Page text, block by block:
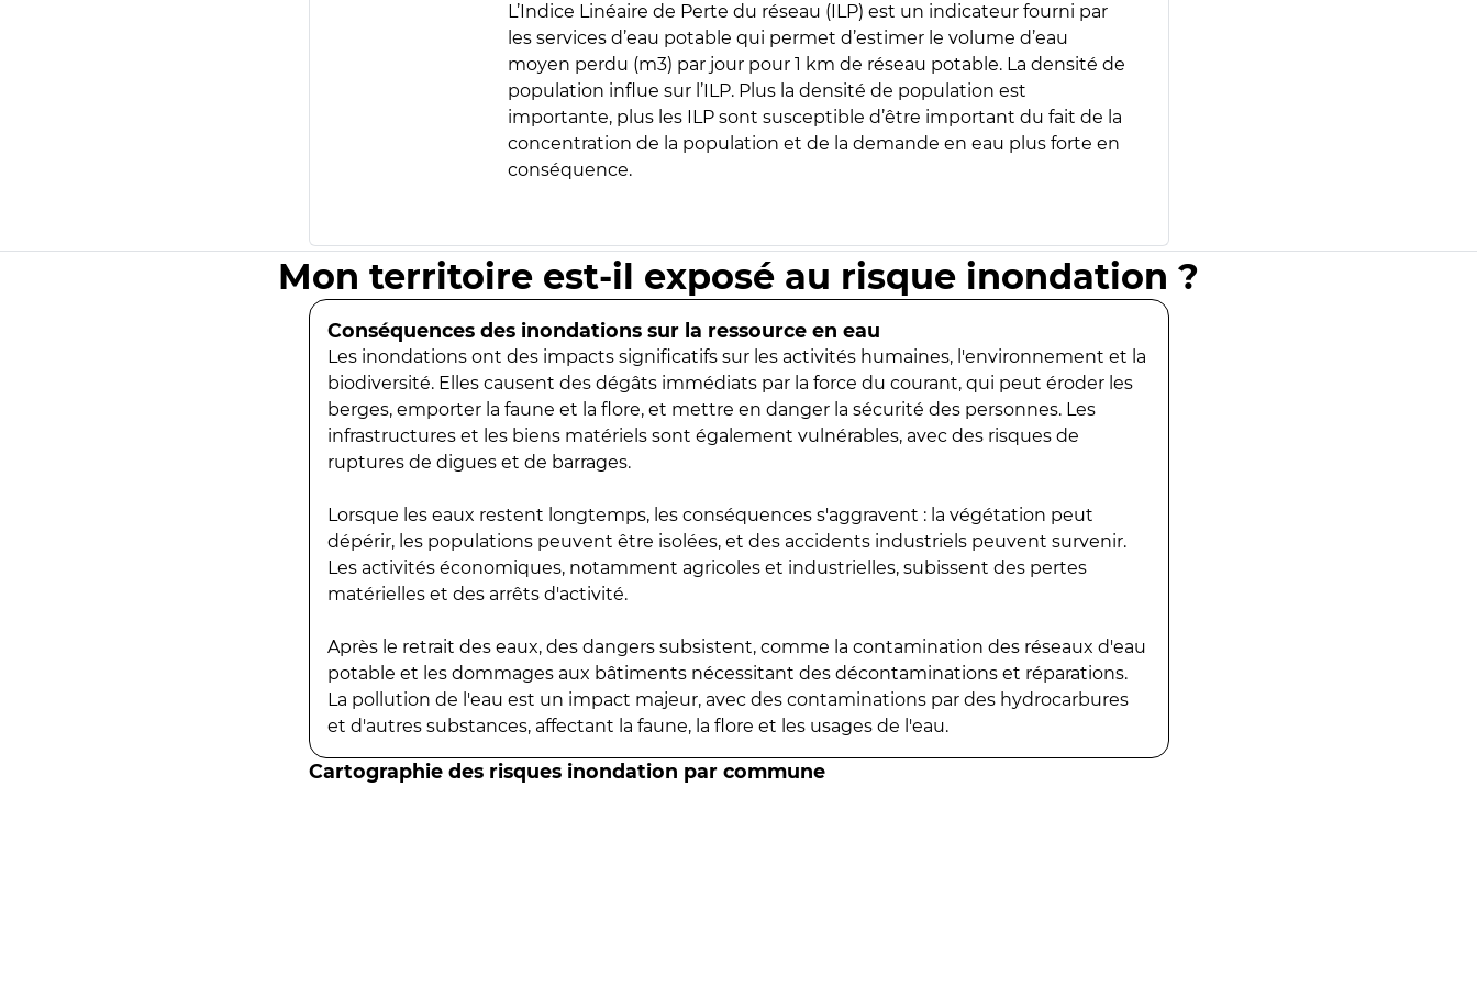
L’Indice Linéaire de Perte du réseau (ILP) est un indicateur fourni par
les services d’eau potable qui permet d’estimer le volume d’eau
moyen perdu (m3) par jour pour 1 km de réseau potable. La densité de
population influe sur l’ILP. Plus la densité de population est
importante, plus les ILP sont susceptible d’être important du fait de la
concentration de la population et de la demande en eau plus forte en
conséquence.
Mon territoire est-il exposé au risque inondation ?
Conséquences des inondations sur la ressource en eau
Les inondations ont des impacts significatifs sur les activités humaines, l'environnement et la
biodiversité. Elles causent des dégâts immédiats par la force du courant, qui peut éroder les
berges, emporter la faune et la flore, et mettre en danger la sécurité des personnes. Les
infrastructures et les biens matériels sont également vulnérables, avec des risques de
ruptures de digues et de barrages.
Lorsque les eaux restent longtemps, les conséquences s'aggravent : la végétation peut
dépérir, les populations peuvent être isolées, et des accidents industriels peuvent survenir.
Les activités économiques, notamment agricoles et industrielles, subissent des pertes
matérielles et des arrêts d'activité.
Après le retrait des eaux, des dangers subsistent, comme la contamination des réseaux d'eau
potable et les dommages aux bâtiments nécessitant des décontaminations et réparations.
La pollution de l'eau est un impact majeur, avec des contaminations par des hydrocarbures
et d'autres substances, affectant la faune, la flore et les usages de l'eau.
Cartographie des risques inondation par commune